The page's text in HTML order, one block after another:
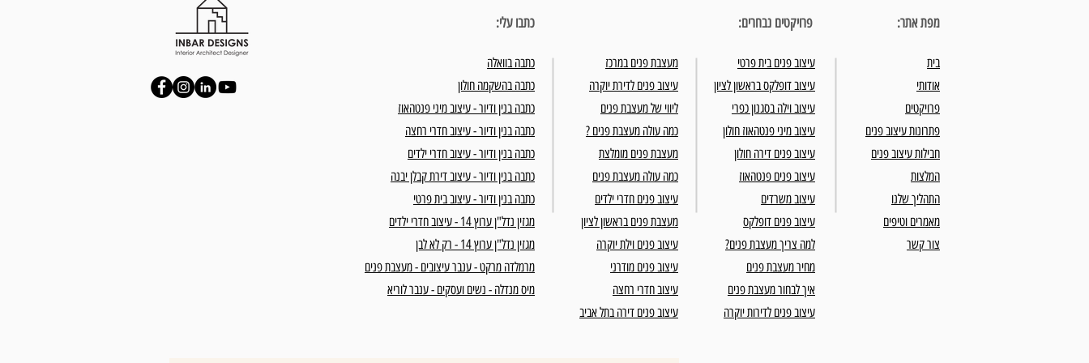
כתבו עלי: פרויקטים נבחרים: מפת אתר:
עיצוב פנים בית פרטי
עיצוב דופלקס בראשון לציון
עיצוב וילה בסגנון כפרי
עיצוב מיני פנטהאוז חולון
עיצוב פנים דירה חולון
עיצוב פנים פנטהאוז
עיצוב משרדים
עיצוב פנים דופלקס
למה צריך מעצבת פנים?
מחיר מעצבת פנים
איך לבחור מעצבת פנים
עיצוב פנים לדירות יוקרה
בית
אודותי
פרויקטים
פתרונות עיצוב פנים
חבילות עיצוב פנים
המלצות
התהליך שלנו
מאמרים וטיפים
צור קשר
כתבה בוואלה
כתבה בהשקמה חולון
כתבה בנין ודיור - עיצוב מיני פנטהאוז
כתבה בנין ודיור - עיצוב חדרי רחצה
כתבה בנין ודיור - עיצוב חדרי ילדים
כתבה בנין ודיור - עיצוב דירת קבלן יבנה
כתבה בנין ודיור - עיצוב בית פרטי
מגזין נדל"ן ערוץ 14 - עיצוב חדרי ילדים
מגזין נדל"ן ערוץ 14 - רק לא לבן
מרמלדה מרקט - ענבר עיצובים - מעצבת פנים
מיס מנדלה - נשים ועסקים - ענבר לוריא
מעצבת פנים במרכז
עיצוב פנים לדירת יוקרה
ליווי של מעצבת פנים
כמה עולה מעצבת פנים ?
מעצבת פנים מומלצת
כמה עולה מעצבת פנים
עיצוב פנים חדרי ילדים
מעצבת פנים בראשון לציון
עיצוב פנים וילת יוקרה
עיצוב פנים מודרני
עיצוב חדרי רחצה
עיצוב פנים דירה בתל אביב